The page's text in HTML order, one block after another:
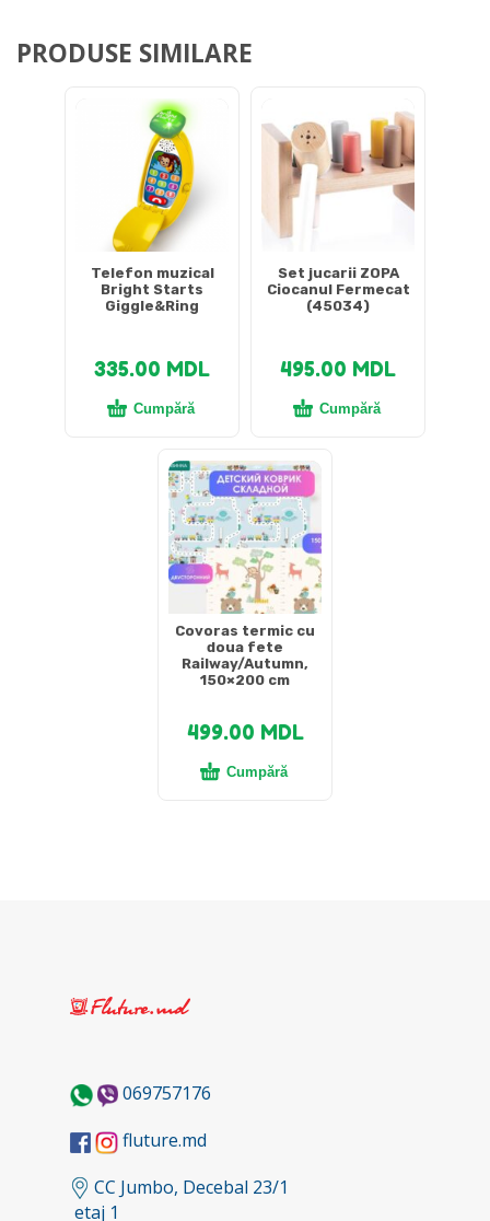
PRODUSE SIMILARE
Telefon muzical
Bright Starts
Giggle&Ring
335.00 MDL
Cumpără
Set jucarii ZOPA
Ciocanul Fermecat
(45034)
495.00 MDL
Cumpără
Covoras termic cu
doua fete
Railway/Autumn,
150×200 cm
499.00 MDL
Cumpără
069757176
fluture.md
CC Jumbo, Decebal 23/1
etaj 1